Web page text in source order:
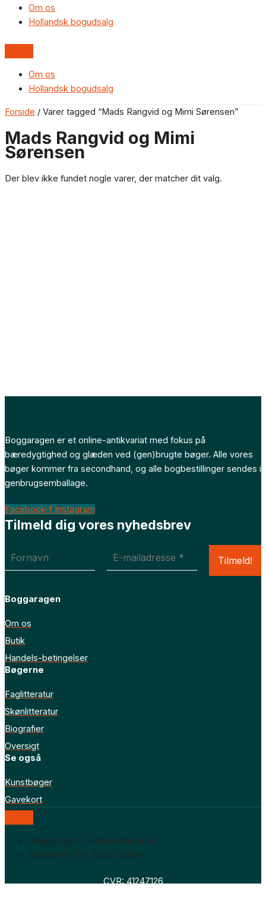
Om os
Hollandsk bogudsalg
Om os
Hollandsk bogudsalg
Forside / Varer tagged “Mads Rangvid og Mimi Sørensen”
Mads Rangvid og Mimi
Sørensen
Der blev ikke fundet nogle varer, der matcher dit valg.
Boggaragen er et online-antikvariat med fokus på
bæredygtighed og glæden ved (gen)brugte bøger. Alle vores
bøger kommer fra secondhand, og alle bogbestillinger sendes i
genbrugsemballage.
Facebook-f Instagram
Tilmeld dig vores nyhedsbrev
Boggaragen
Om os
Butik
Handels-betingelser
Bøgerne
Faglitteratur
Skønlitteratur
Biografier
Oversigt
Se også
Kunstbøger
Gavekort
Boggaragen – online antikvariat
Marktoften 7H, 8464 Galten
CVR: 41247126